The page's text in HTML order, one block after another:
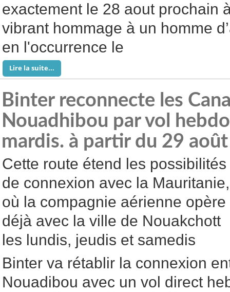
exactement le 28 aout prochain
vibrant hommage à un homme
en l'occurrence le
Lire la suite...
Binter reconnecte les
Nouadhibou par vol
mardis. à partir du 29
Cette route étend les possibilités
de connexion avec la Mauritanie,
où la compagnie aérienne opère
déjà avec la ville de Nouakchott
les lundis, jeudis et samedis
Binter va rétablir la connexion
Nouadibou avec un vol direct